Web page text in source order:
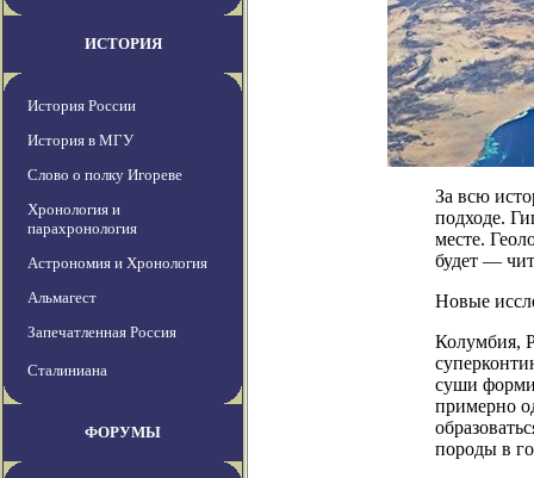
ИСТОРИЯ
История России
История в МГУ
Слово о полку Игореве
Хронология и
парахронология
Астрономия и Хронология
Альмагест
Запечатленная Россия
Сталиниана
ФОРУМЫ
За всю
подходе.
месте.
будет —
Новые
Колумбия,
суши
примерно
породы в